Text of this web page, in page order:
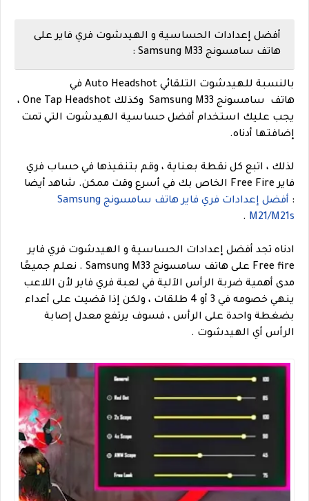
أفضل إعدادات الحساسية و الهيدشوت فري فاير على
هاتف سامسونج Samsung M33 :
بالنسبة للهيدشوت التلقائي Auto Headshot في
هاتف سامسونج Samsung M33 وكذلك One Tap Headshot ،
يجب عليك استخدام أفضل حساسية الهيدشوت التي تمت
إضافتها أدناه.
لذلك ، اتبع كل نقطة بعناية ، وقم بتنفيذها في حساب فري
فاير Free Fire الخاص بك في أسرع وقت ممكن.
شاهد أيضا
:
أفضل إعدادات فري فاير هاتف سامسونج Samsung
M21/M21s
.
ادناه تجد أفضل إعدادات الحساسية و الهيدشوت فري فاير
Free fire على هاتف سامسونج Samsung M33 . نعلم جميعًا
مدى أهمية ضربة الرأس الآلية في لعبة فري فاير لأن اللاعب
ينهي خصومه في 3 أو 4 طلقات ، ولكن إذا قضيت على أعداء
بضغطة واحدة على الرأس ، فسوف يرتفع معدل إصابة
الرأس أي الهيدشوت .